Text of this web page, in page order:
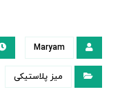
Maryam
میز پلاستیکی